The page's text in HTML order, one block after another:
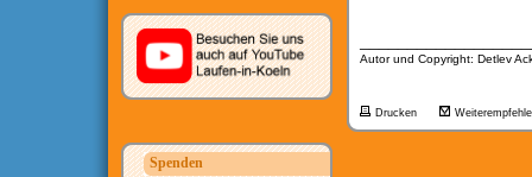
Spenden
Autor und Copyright: Detlev
Drucken